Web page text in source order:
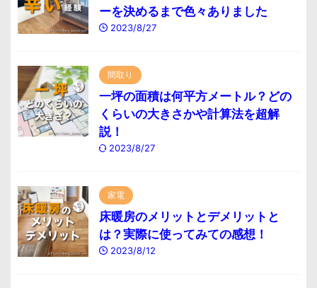
ーを決めるまで色々ありました
2023/8/27
間取り
一坪の面積は何平方メートル？どの
くらいの大きさかや計算法を超解
説！
2023/8/27
家電
床暖房のメリットとデメリットと
は？実際に使ってみての感想！
2023/8/12